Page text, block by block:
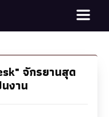
จักรยานสุด
งาน